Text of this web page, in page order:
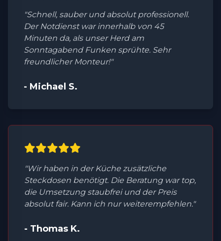
"Schnell, sauber und absolut professionell.
Der Notdienst war innerhalb von 45
Minuten da, als unser Herd am
Sonntagabend Funken sprühte. Sehr
freundlicher Monteur!"
- Michael S.
"Wir haben in der Küche zusätzliche
Steckdosen benötigt. Die Beratung war top,
die Umsetzung staubfrei und der Preis
absolut fair. Kann ich nur weiterempfehlen."
- Thomas K.